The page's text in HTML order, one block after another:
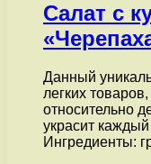
Салат с
Данный
легких
относительно
украсит
Ингредиенты: